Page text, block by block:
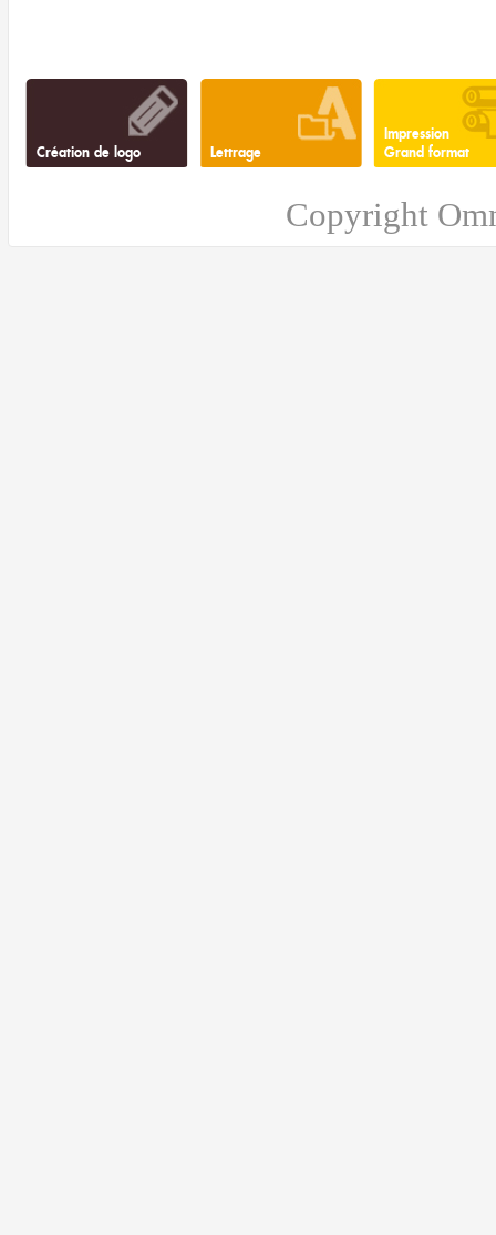
Création de logo Lettrage
Impression
Grand format
Copyright